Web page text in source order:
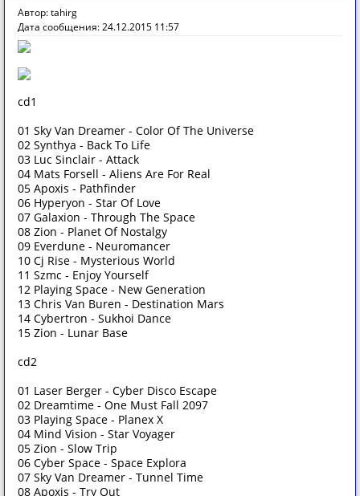
Автор: tahirg
Дата сообщения: 24.12.2015 11:57
cd1
01 Sky Van Dreamer - Color Of The Universe
02 Synthya - Back To Life
03 Luc Sinclair - Attack
04 Mats Forsell - Aliens Are For Real
05 Apoxis - Pathfinder
06 Hyperyon - Star Of Love
07 Galaxion - Through The Space
08 Zion - Planet Of Nostalgy
09 Everdune - Neuromancer
10 Cj Rise - Mysterious World
11 Szmc - Enjoy Yourself
12 Playing Space - New Generation
13 Chris Van Buren - Destination Mars
14 Cybertron - Sukhoi Dance
15 Zion - Lunar Base
cd2
01 Laser Berger - Cyber Disco Escape
02 Dreamtime - One Must Fall 2097
03 Playing Space - Planex X
04 Mind Vision - Star Voyager
05 Zion - Slow Trip
06 Cyber Space - Space Explora
07 Sky Van Dreamer - Tunnel Time
08 Apoxis - Try Out